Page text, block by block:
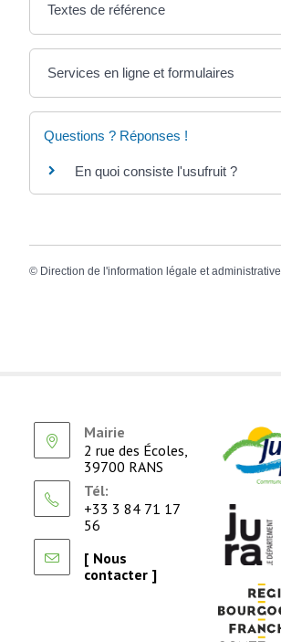
Textes de référence
Services en ligne et formulaires
Questions ? Réponses !
En quoi consiste l'usufruit ?
© Direction de l'information légale et administrative
Mairie
2 rue des Écoles,
39700 RANS
Tél:
+33 3 84 71 17
56
[ Nous
contacter ]